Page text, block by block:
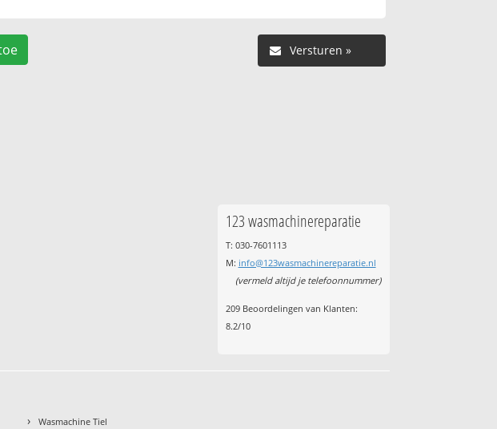
123 wasmachinereparatie
T: 030-7601113
M: info@123wasmachinereparatie.nl
(vermeld altijd je telefoonnummer)
209Beoordelingen van Klanten:
8.2/10
› Wasmachine Tiel